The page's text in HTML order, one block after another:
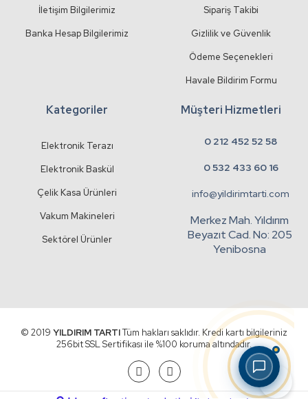
İletişim Bilgilerimiz
Banka Hesap Bilgilerimiz
Sipariş Takibi
Gizlilik ve Güvenlik
Ödeme Seçenekleri
Havale Bildirim Formu
Kategoriler
Elektronik Terazı
Elektronik Baskül
Çelik Kasa Ürünleri
Vakum Makineleri
Sektörel Ürünler
Müşteri Hizmetleri
0 212 452 52 58
0 532 433 60 16
info@yildirimtarti.com
Merkez Mah. Yıldırım
Beyazıt Cad. No: 205
Yenibosna
© 2019 YILDIRIM TARTITüm hakları saklıdır. Kredi kartı bilgileriniz
256bit SSL Sertifikası ile %100 koruma altındadır.